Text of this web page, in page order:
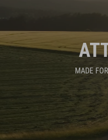
MADE